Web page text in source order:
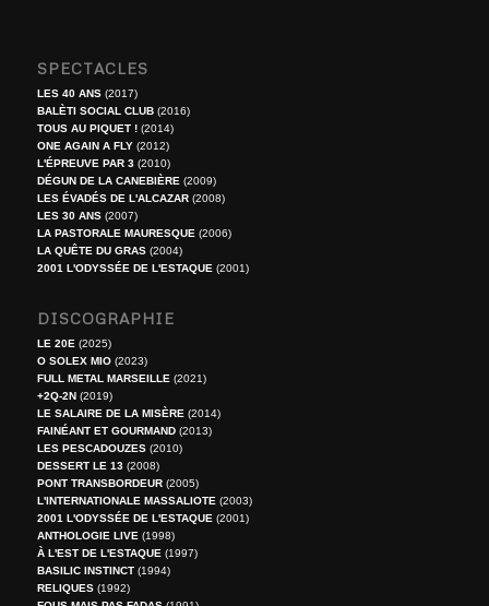
SPECTACLES
LES 40 ANS(2017)
BALÈTI SOCIAL CLUB(2016)
TOUS AU PIQUET !(2014)
ONE AGAIN A FLY(2012)
L'ÉPREUVE PAR 3(2010)
DÉGUN DE LA CANEBIÈRE (2009)
LES ÉVADÉS DE L'ALCAZAR(2008)
LES 30 ANS(2007)
LA PASTORALE MAURESQUE (2006)
LA QUÊTE DU GRAS(2004)
2001 L'ODYSSÉE DE L'ESTAQUE (2001)
DISCOGRAPHIE
LE 20E (2025)
O SOLEX MIO(2023)
FULL METAL MARSEILLE (2021)
+2Q-2N(2019)
LE SALAIRE DE LA MISÈRE (2014)
FAINÉANT ET GOURMAND(2013)
LES PESCADOUZES(2010)
DESSERT LE 13(2008)
PONT TRANSBORDEUR(2005)
L'INTERNATIONALE MASSALIOTE (2003)
2001 L'ODYSSÉE DE L'ESTAQUE (2001)
ANTHOLOGIE LIVE (1998)
À L'EST DE L'ESTAQUE (1997)
BASILIC INSTINCT(1994)
RELIQUES(1992)